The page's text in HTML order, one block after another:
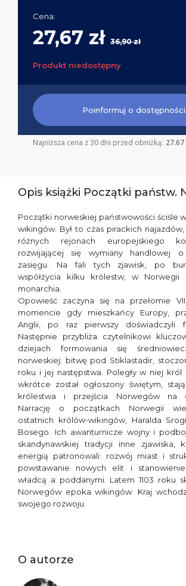
Cena:
27,67 zł 36,90 zł
Produkt niedostępny
Poinformuj o dostępności
Najniższa cena z 30 dni przed obniżką: 27.67
Opis książki Początki państw.
Początki norweskiej państwowości ściśle
wikingów. Był to czas pirackich
różnych rejonach europejskiego
rozwijającej się wymiany handlowej o
zasięgu. Na fali tych zjawisk, po
współżycia kilku królestw, w Norwegii
monarchia.
Opowieść zaczyna się na przełomie
momencie gdy mieszkańcy Europy,
Anglii, po raz pierwszy doświadczyli
Następnie przybliża czytelnikowi
dziejach formowania się
norweskiej: bitwę pod Stiklastadir,
roku i jej następstwa. Poległy w niej król
wkrótce został ogłoszony świętym,
królestwa i przejścia Norwegów na
Narrację o początkach Norwegii
ostatnich królów-wikingów, Haralda
Bosego. Ich awanturnicze wojny i
skandynawskiej tradycji inne zjawiska,
energią patronowali: rozwój miast i
powstawanie nowych elit i
władcą a poddanymi. Latem 1103 roku
Norwegów epoka wikingów. Kraj
swojego rozwoju.
O autorze